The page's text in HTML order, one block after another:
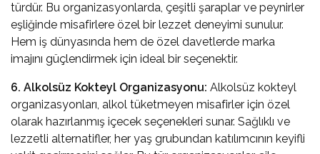
türdür. Bu organizasyonlarda, çeşitli şaraplar ve peynirler
eşliğinde misafirlere özel bir lezzet deneyimi sunulur.
Hem iş dünyasında hem de özel davetlerde marka
imajını güçlendirmek için ideal bir seçenektir.
6. Alkolsüz Kokteyl Organizasyonu: Alkolsüz kokteyl
organizasyonları, alkol tüketmeyen misafirler için özel
olarak hazırlanmış içecek seçenekleri sunar. Sağlıklı ve
lezzetli alternatifler, her yaş grubundan katılımcının keyifli